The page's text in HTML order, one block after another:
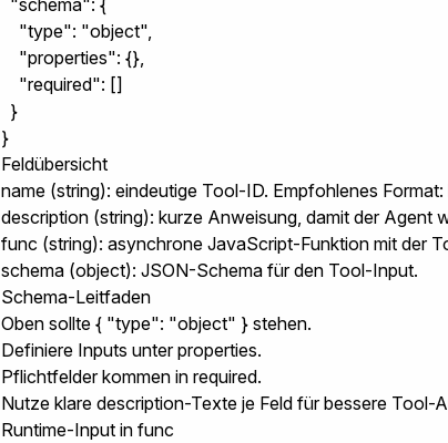
  "schema": {
    "type": "object",
    "properties": {},
    "required": []
  }
}
Feldübersicht
name (string): eindeutige Tool-ID. Empfohlenes
description (string): kurze Anweisung, damit der Agent
func (string): asynchrone JavaScript-Funktion mit der
schema (object): JSON-Schema für den Tool-Input.
Schema-Leitfaden
Oben sollte { "type": "object" } stehen.
Definiere Inputs unterproperties.
Pflichtfelder kommen in required.
Nutze klare description-Texte je Feld für bessere Tool-
Runtime-Input in func